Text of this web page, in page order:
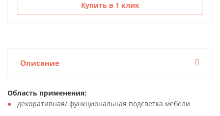
Купить в 1 клик
Описание
Область применения:
декоративная/ функциональная подсветка мебели